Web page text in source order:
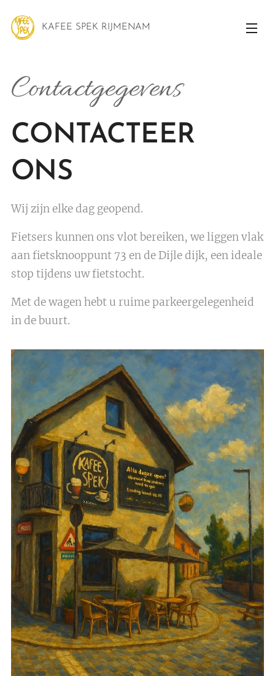
KAFEE SPEK RIJMENAM
Contactgegevens
CONTACTEER
ONS
Wij zijn elke dag geopend.
Fietsers kunnen ons vlot bereiken, we liggen vlak
aan fietsknooppunt 73 en de Dijle dijk, een ideale
stop tijdens uw fietstocht.
Met de wagen hebt u ruime parkeergelegenheid
in de buurt.